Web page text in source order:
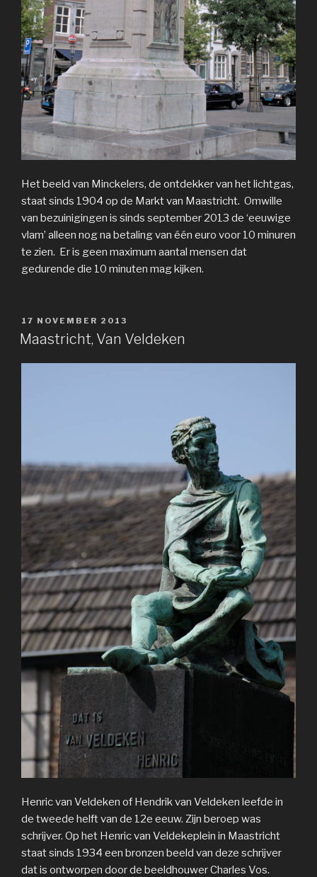
Het beeld van Minckelers, de ontdekker van het lichtgas,
staat sinds 1904 op de Markt van Maastricht. Omwille
van bezuinigingen is sinds september 2013 de ‘eeuwige
vlam’ alleen nog na betaling van één euro voor 10 minuren
te zien. Er is geen maximum aantal mensen dat
gedurende die 10 minuten mag kijken.
GEPLAATST
OP
17 NOVEMBER 2013
Maastricht, Van Veldeken
Henric van Veldeken of Hendrik van Veldeken leefde in
de tweede helft van de 12e eeuw. Zijn beroep was
schrijver. Op het Henric van Veldekeplein in Maastricht
staat sinds 1934 een bronzen beeld van deze schrijver
dat is ontworpen door de beeldhouwer Charles Vos.